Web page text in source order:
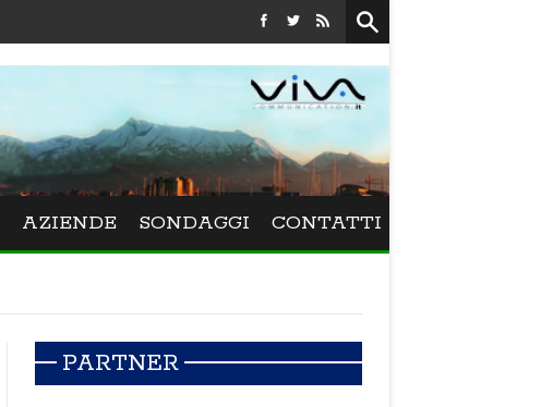
Festival La Versiliana - La direttrice lucchese Beatrice Venezi
AZIENDE SONDAGGI CONTATTI
PARTNER